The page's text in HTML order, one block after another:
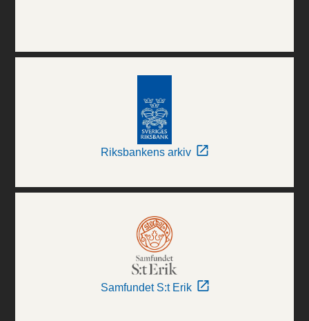
Riksbankens arkiv
Samfundet S:t Erik